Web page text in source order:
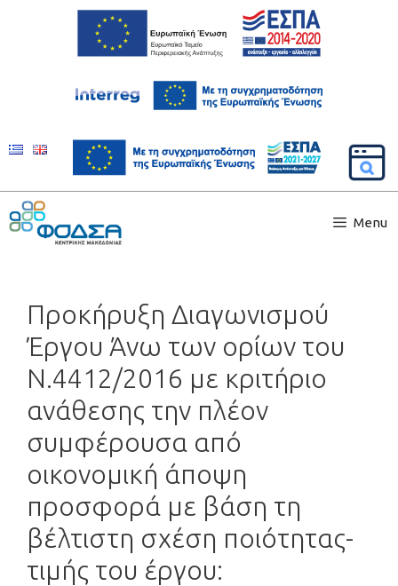
Menu
Προκήρυξη Διαγωνισμού
Έργου Άνω των ορίων του
Ν.4412/2016 με κριτήριο
ανάθεσης την πλέον
συμφέρουσα από
οικονομική άποψη
προσφορά με βάση τη
βέλτιστη σχέση ποιότητας-
τιμής του έργου: